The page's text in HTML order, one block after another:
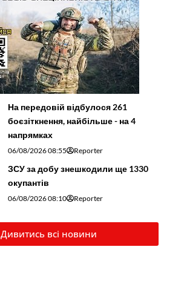
На передовій відбулося 261
боєзіткнення, найбільше - на 4
напрямках
06/08/2026 08:55 Reporter
ЗСУ за добу знешкодили ще 1330
окупантів
06/08/2026 08:10 Reporter
Дивитись всі новини